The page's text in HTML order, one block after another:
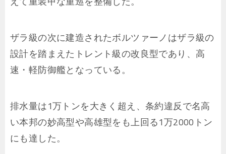
ザラ級の次に建造されたボルツァーノはザラ級の
設計を踏まえたトレント級の改良型であり、高
速・軽防御艦となっている。
排水量は1万トンを大きく超え、条約違反で名高
い本邦の妙高型や高雄型をも上回る1万2000トン
にも達した。